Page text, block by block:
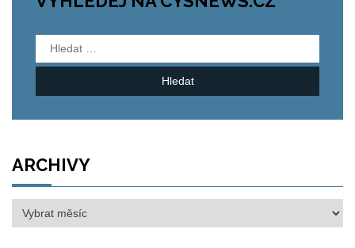
Vyhledávání
ARCHIVY
Archivy